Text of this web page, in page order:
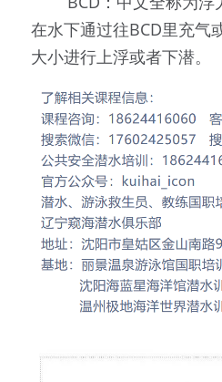
在水下通过往BCD里充气
大小进行上浮或者下潜。